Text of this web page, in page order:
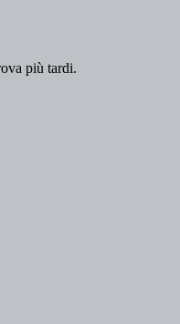
più tardi.